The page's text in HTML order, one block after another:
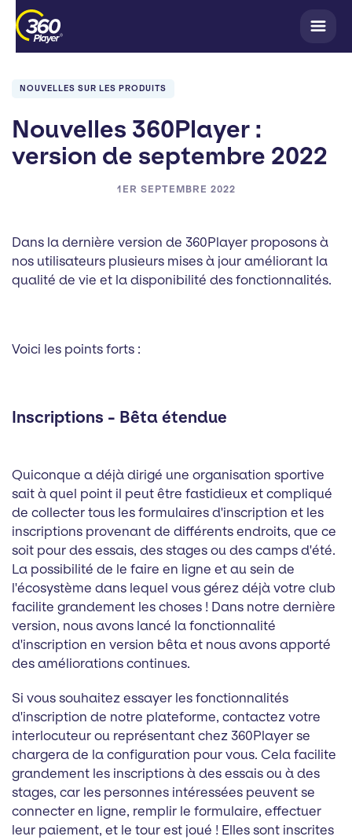
NOUVELLES SUR LES PRODUITS
Nouvelles 360Player :
version de septembre 2022
1ER SEPTEMBRE 2022
Dans la dernière version de 360Player proposons à
nos utilisateurs plusieurs mises à jour améliorant la
qualité de vie et la disponibilité des fonctionnalités.
Voici les points forts :
Inscriptions - Bêta étendue
Quiconque a déjà dirigé une organisation sportive
sait à quel point il peut être fastidieux et compliqué
de collecter tous les formulaires d'inscription et les
inscriptions provenant de différents endroits, que ce
soit pour des essais, des stages ou des camps d'été.
La possibilité de le faire en ligne et au sein de
l'écosystème dans lequel vous gérez déjà votre club
facilite grandement les choses ! Dans notre dernière
version, nous avons lancé la fonctionnalité
d'inscription en version bêta et nous avons apporté
des améliorations continues.
Si vous souhaitez essayer les fonctionnalités
d'inscription de notre plateforme, contactez votre
interlocuteur ou représentant chez 360Player se
chargera de la configuration pour vous. Cela facilite
grandement les inscriptions à des essais ou à des
stages, car les personnes intéressées peuvent se
connecter en ligne, remplir le formulaire, effectuer
leur paiement, et le tour est joué ! Elles sont inscrites